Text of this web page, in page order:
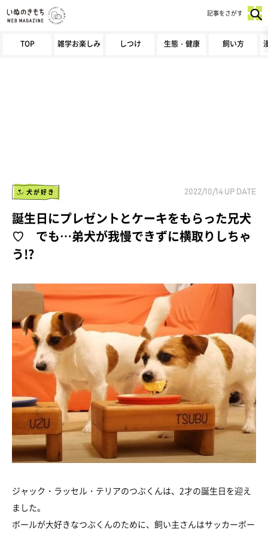
TOP 雑学お楽しみ しつけ 生態・健康 飼い方
記事をさがす
犬が好き 2022/10/14 UP DATE
誕生日にプレゼントとケーキをもらった兄犬
♡ でも…弟犬が我慢できずに横取りしちゃ
う!?
ジャック・ラッセル・テリアのつぶくんは、2才の誕生日を迎え
ました。
ボールが大好きなつぶくんのために、飼い主さんはサッカーボー